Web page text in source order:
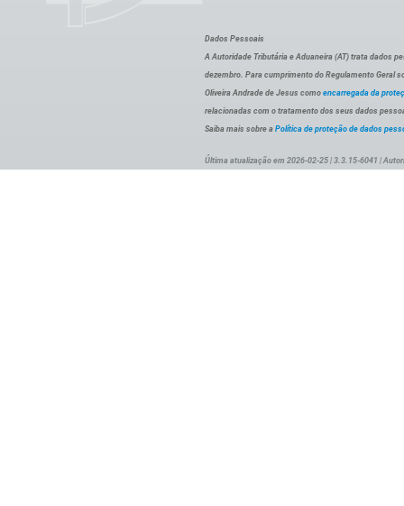
Dados Pessoais
A Autoridade Tributária e Aduaneira (AT) trata dados
dezembro. Para cumprimento do Regulamento Geral
Oliveira Andrade de Jesus como encarregada da
relacionadas com o tratamento dos seus dados
Saiba mais sobre a Política de proteção de dados
Última atualização em 2026-02-25 | 3.3.15-6041 |